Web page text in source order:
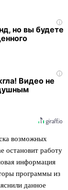
i
но вы будете
i
Видео не
возможных
остановит работу
информация
программы из
данное